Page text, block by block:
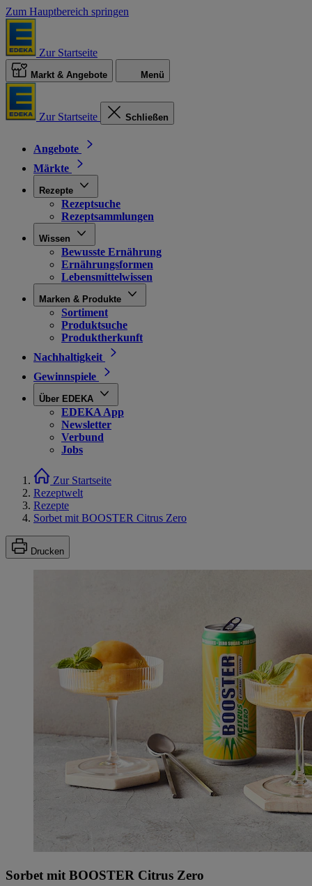
Zum Hauptbereich springen
Zur Startseite
Markt & Angebote Menü
Zur Startseite Schließen
Angebote
Märkte
Rezepte
Rezeptsuche
Rezeptsammlungen
Wissen
Bewusste Ernährung
Ernährungsformen
Lebensmittelwissen
Marken & Produkte
Sortiment
Produktsuche
Produktherkunft
Nachhaltigkeit
Gewinnspiele
Über EDEKA
EDEKA App
Newsletter
Verbund
Jobs
Zur Startseite
Rezeptwelt
Rezepte
Sorbet mit BOOSTER Citrus Zero
Drucken
Sorbet mit BOOSTER Citrus Zero